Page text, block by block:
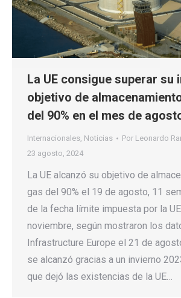
La UE consigue superar su
objetivo de
del 90% en el mes de
Internacionales, Noticias Por Leonardo
23 agosto, 2024
La UE alcanzó su objetivo de
gas del 90% el 19 de agosto, 11
de la fecha límite impuesta por la
noviembre, según mostraron los
Infrastructure Europe el 21 de
se alcanzó gracias a un invierno
que dejó las existencias de la UE…